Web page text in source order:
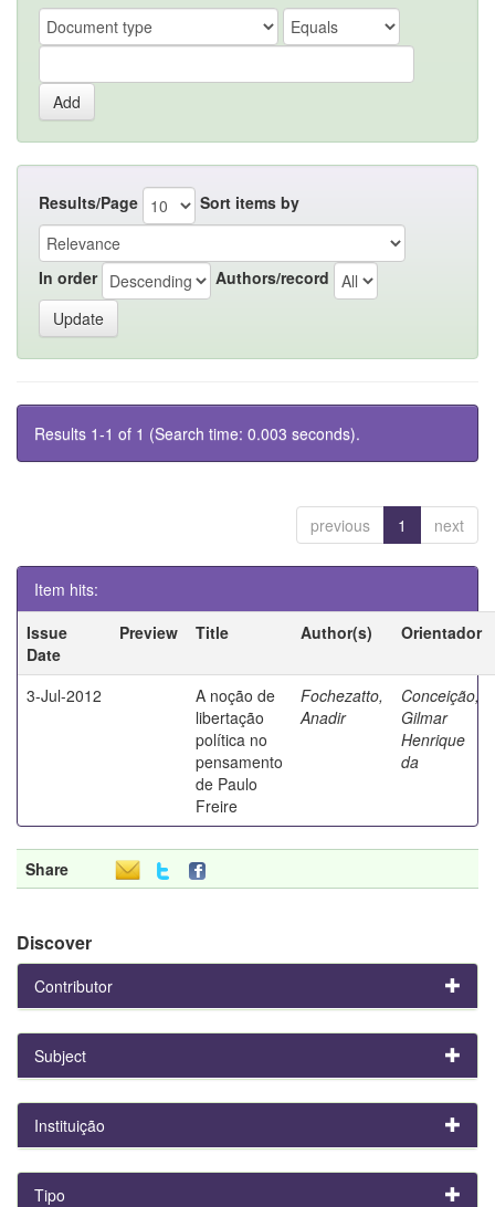
Results/Page Sort items by
In order Authors/record
Results 1-1 of 1 (Search time: 0.003 seconds).
previous 1 next
Item hits:
Issue
Date
Preview Title Author(s) Orientador
3-Jul-2012
A noção de
libertação
política no
pensamento
de Paulo
Freire
Fochezatto,
Anadir
Conceição,
Gilmar
Henrique
da
Share
Discover
Contributor
Subject
Instituição
Tipo